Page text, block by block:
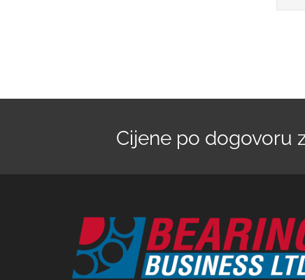
Cijene po dogovoru